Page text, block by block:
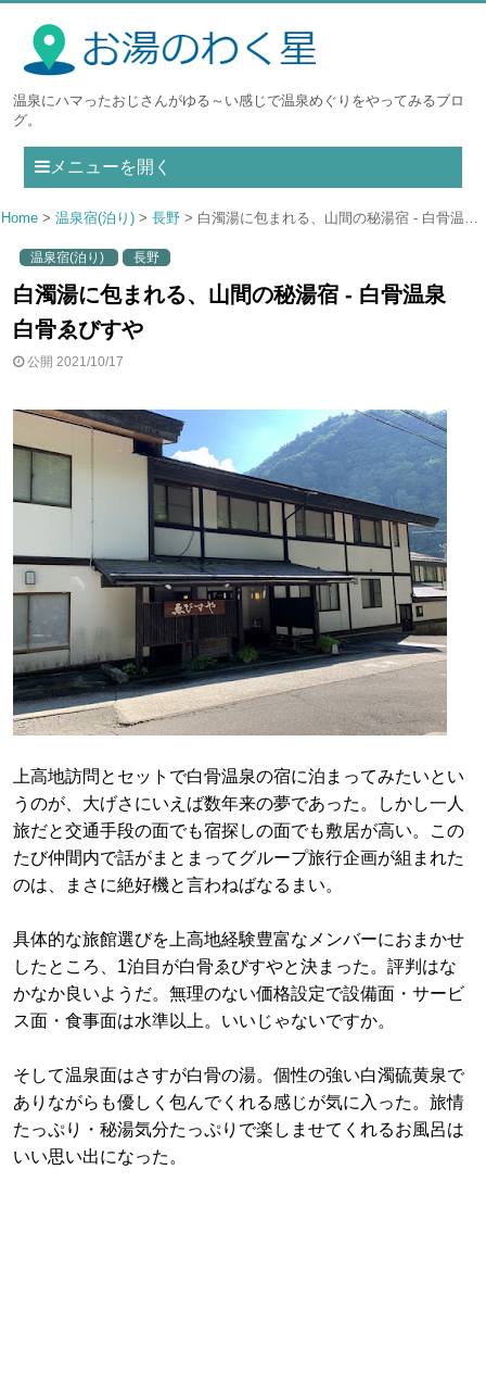
温泉にハマったおじさんがゆる～い感じで温泉めぐりをやってみるブロ
グ。
メニューを開く
Home 温泉宿(泊り) 長野 白濁湯に包まれる、山間の秘湯宿 - 白骨温泉 白骨ゑびすや
温泉宿(泊り) 長野
白濁湯に包まれる、山間の秘湯宿 - 白骨温泉
白骨ゑびすや
公開 2021/10/17
上高地訪問とセットで白骨温泉の宿に泊まってみたいとい
うのが、大げさにいえば数年来の夢であった。しかし一人
旅だと交通手段の面でも宿探しの面でも敷居が高い。この
たび仲間内で話がまとまってグループ旅行企画が組まれた
のは、まさに絶好機と言わねばなるまい。
具体的な旅館選びを上高地経験豊富なメンバーにおまかせ
したところ、1泊目が白骨ゑびすやと決まった。評判はな
かなか良いようだ。無理のない価格設定で設備面・サービ
ス面・食事面は水準以上。いいじゃないですか。
そして温泉面はさすが白骨の湯。個性の強い白濁硫黄泉で
ありながらも優しく包んでくれる感じが気に入った。旅情
たっぷり・秘湯気分たっぷりで楽しませてくれるお風呂は
いい思い出になった。